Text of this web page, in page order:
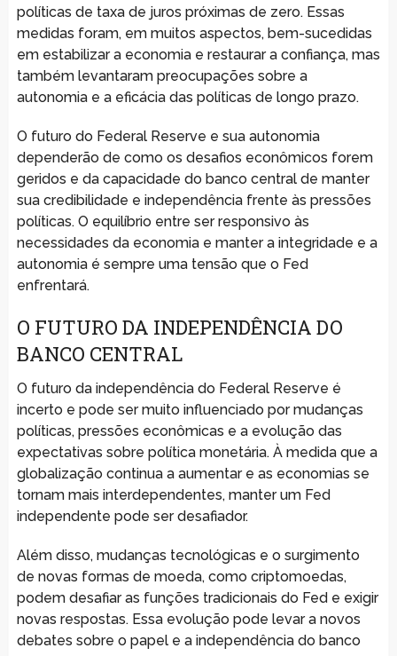
políticas de taxa de juros próximas de zero. Essas
medidas foram, em muitos aspectos, bem-sucedidas
em estabilizar a economia e restaurar a confiança, mas
também levantaram preocupações sobre a
autonomia e a eficácia das políticas de longo prazo.
O futuro do Federal Reserve e sua autonomia
dependerão de como os desafios econômicos forem
geridos e da capacidade do banco central de manter
sua credibilidade e independência frente às pressões
políticas. O equilíbrio entre ser responsivo às
necessidades da economia e manter a integridade e a
autonomia é sempre uma tensão que o Fed
enfrentará.
O FUTURO DA INDEPENDÊNCIA DO
BANCO CENTRAL
O futuro da independência do Federal Reserve é
incerto e pode ser muito influenciado por mudanças
políticas, pressões econômicas e a evolução das
expectativas sobre política monetária. À medida que a
globalização continua a aumentar e as economias se
tornam mais interdependentes, manter um Fed
independente pode ser desafiador.
Além disso, mudanças tecnológicas e o surgimento
de novas formas de moeda, como criptomoedas,
podem desafiar as funções tradicionais do Fed e exigir
novas respostas. Essa evolução pode levar a novos
debates sobre o papel e a independência do banco